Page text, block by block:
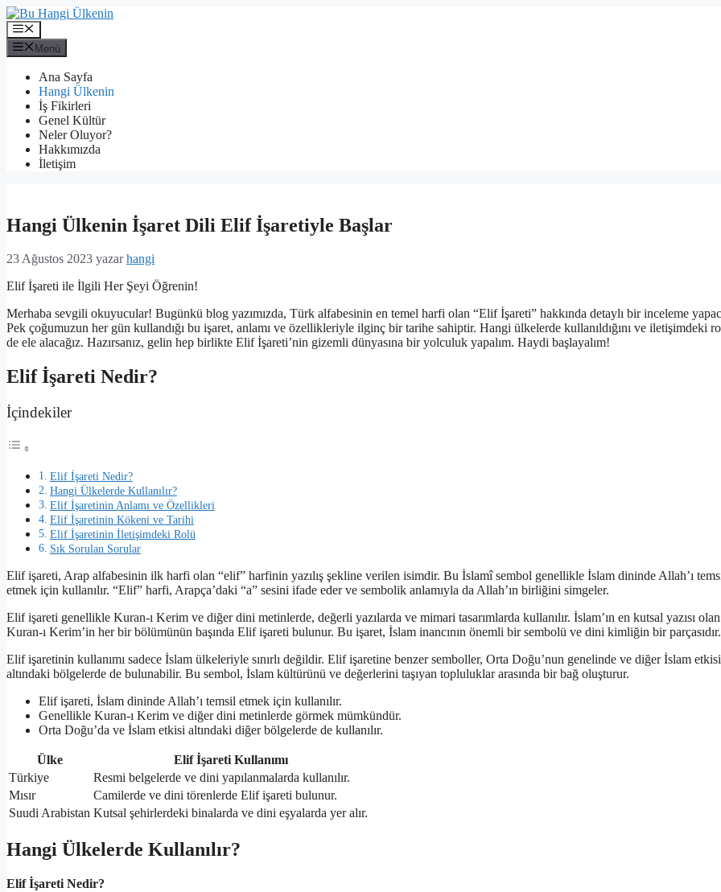
İçeriğe
atla
Menü
Menü
Ana Sayfa
Hangi Ülkenin
İş Fikirleri
Genel Kültür
Neler Oluyor?
Hakkımızda
İletişim
Hangi Ülkenin İşaret Dili Elif İşaretiyle Başlar
23 Ağustos 2023 yazarhangi
Elif İşareti ile İlgili Her Şeyi Öğrenin!
Merhaba sevgili okuyucular! Bugünkü blog yazımızda, Türk alfabesinin en temel harfi olan “Elif İşareti” hakkında detaylı bir inceleme
Pek çoğumuzun her gün kullandığı bu işaret, anlamı ve özellikleriyle ilginç bir tarihe sahiptir. Hangi ülkelerde kullanıldığını ve iletişimdeki
de ele alacağız. Hazırsanız, gelin hep birlikte Elif İşareti’nin gizemli dünyasına bir yolculuk yapalım. Haydi başlayalım!
Elif İşareti Nedir?
İçindekiler
Elif İşareti Nedir?
Hangi Ülkelerde Kullanılır?
Elif İşaretinin Anlamı ve Özellikleri
Elif İşaretinin Kökeni ve Tarihi
Elif İşaretinin İletişimdeki Rolü
Sık Sorulan Sorular
Elif işareti, Arap alfabesinin ilk harfi olan “elif” harfinin yazılış şekline verilen isimdir. Bu İslamî sembol genellikle İslam dininde Allah’ı
etmek için kullanılır. “Elif” harfi, Arapça’daki “a” sesini ifade eder ve sembolik anlamıyla da Allah’ın birliğini simgeler.
Elif işareti genellikle Kuran-ı Kerim ve diğer dini metinlerde, değerli yazılarda ve mimari tasarımlarda kullanılır. İslam’ın en kutsal yazısı olan
Kuran-ı Kerim’in her bir bölümünün başında Elif işareti bulunur. Bu işaret, İslam inancının önemli bir sembolü ve dini kimliğin bir parçasıdır.
Elif işaretinin kullanımı sadece İslam ülkeleriyle sınırlı değildir. Elif işaretine benzer semboller, Orta Doğu’nun genelinde ve diğer İslam etkisi
altındaki bölgelerde de bulunabilir. Bu sembol, İslam kültürünü ve değerlerini taşıyan topluluklar arasında bir bağ oluşturur.
Elif işareti, İslam dininde Allah’ı temsil etmek için kullanılır.
Genellikle Kuran-ı Kerim ve diğer dini metinlerde görmek mümkündür.
Orta Doğu’da ve İslam etkisi altındaki diğer bölgelerde de kullanılır.
Ülke
Elif İşareti Kullanımı
Türkiye
Resmi belgelerde ve dini yapılanmalarda kullanılır.
Mısır
Camilerde ve dini törenlerde Elif işareti bulunur.
Suudi Arabistan Kutsal şehirlerdeki binalarda ve dini eşyalarda yer alır.
Hangi Ülkelerde Kullanılır?
Elif İşareti Nedir?